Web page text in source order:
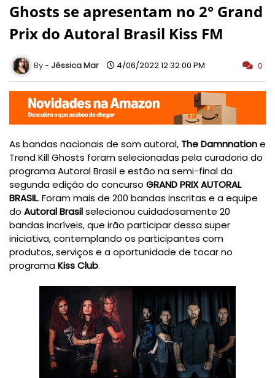
Ghosts se apresentam no 2° Grand
Prix do Autoral Brasil Kiss FM
Jéssica Mar 4/06/2022 12:32:00 PM 0
As bandas nacionais de som autoral, The Damnnatione
Trend Kill Ghosts foram selecionadas pela curadoria do
programa Autoral Brasil e estão na semi-final da
segunda edição do concurso GRAND PRIX AUTORAL
BRASIL. Foram mais de 200 bandas inscritas e a equipe
do Autoral Brasilselecionou cuidadosamente 20
bandas incríveis, que irão participar dessa super
iniciativa, contemplando os participantes com
produtos, serviços e a oportunidade de tocar no
programaKiss Club.